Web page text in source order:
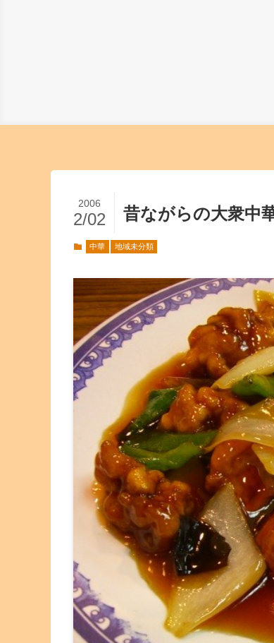
昔ながらの大衆中
2006
2/02
中華 地域未分類